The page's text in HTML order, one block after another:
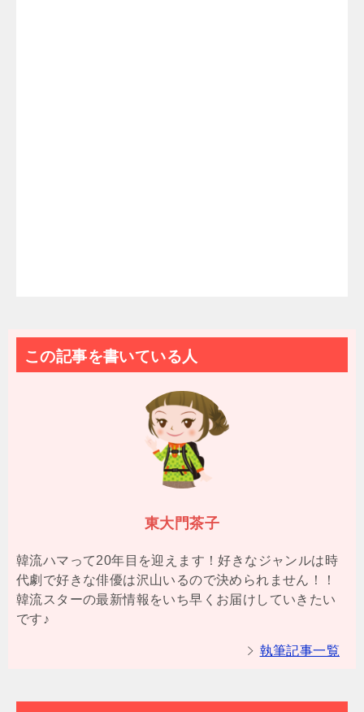
この記事を書いている人
東大門茶子
韓流ハマって20年目を迎えます！好きなジャンルは時
代劇で好きな俳優は沢山いるので決められません！！
韓流スターの最新情報をいち早くお届けしていきたい
です♪
執筆記事一覧